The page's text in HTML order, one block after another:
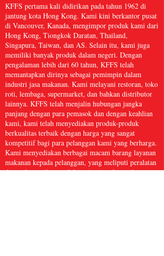
KFFS pertama kali didirikan pada tahun 1962 di
jantung kota Hong Kong. Kami kini berkantor pusat
di Vancouver, Kanada, mengimpor produk kami dari
Hong Kong, Tiongkok Daratan, Thailand,
Singapura, Taiwan, dan AS. Selain itu, kami juga
memiliki banyak produk dalam negeri. Dengan
pengalaman lebih dari 60 tahun, KFFS telah
memantapkan dirinya sebagai pemimpin dalam
industri jasa makanan. Kami melayani restoran, toko
roti, lembaga, supermarket, dan bahkan distributor
lainnya. KFFS telah menjalin hubungan jangka
panjang dengan para pemasok dan dengan keahlian
kami, kami telah menyediakan produk-produk
berkualitas terbaik dengan harga yang sangat
kompetitif bagi para pelanggan kami yang berharga.
Kami menyediakan berbagai macam barang layanan
makanan kepada pelanggan, yang meliputi peralatan
dapur, kertas dan produk sanitasi, makanan laut